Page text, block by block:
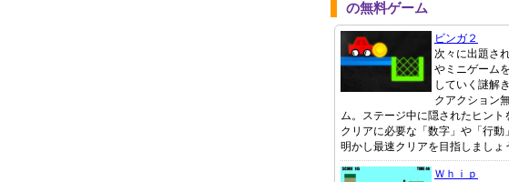
の無料ゲーム
ビンガ２
次々に出題さ
やミニゲーム
していく謎解
クアクション
ム。ステージ中に隠されたヒント
クリアに必要な「数字」や「行動
明かし最速クリアを目指しましょ
Ｗｈｉｐ